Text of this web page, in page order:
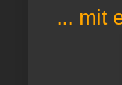
... mit